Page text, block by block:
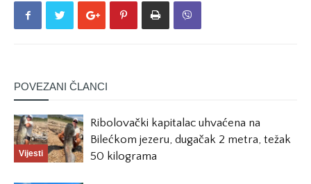
POVEZANI ČLANCI
Vijesti
Ribolovački kapitalac uhvaćena na
Bilećkom jezeru, dugačak 2 metra, težak
50 kilograma